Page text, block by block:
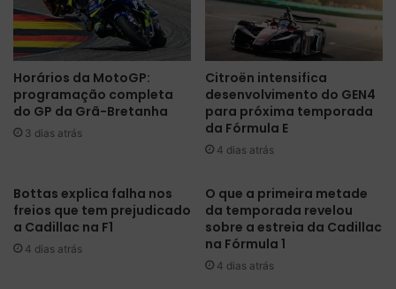
o
n
e
A
n
t
o
l
l
i
n
o
p
i
l
o
t
a
o
t
u
s
Horários da MotoGP:
programação completa
do GP da Grã-Bretanha
3 dias atrás
Citroën intensifica
desenvolvimento do GEN4
para próxima temporada
da Fórmula E
4 dias atrás
Bottas explica falha nos
freios que tem prejudicado
a Cadillac na F1
4 dias atrás
O que a primeira metade
da temporada revelou
sobre a estreia da Cadillac
na Fórmula 1
4 dias atrás